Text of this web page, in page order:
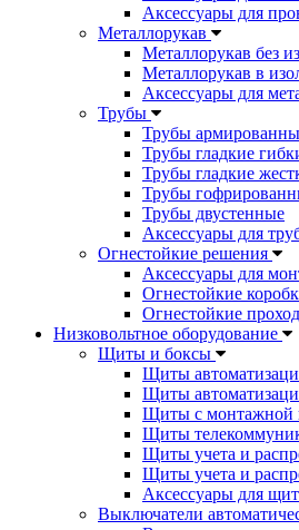
Аксессуары для
Металлорукав
Металлорукав без
Металлорукав в
Аксессуары для
Трубы
Трубы
Трубы гладкие
Трубы гладкие
Трубы
Трубы двустенные
Аксессуары для
Огнестойкие решения
Аксессуары для
Огнестойкие
Огнестойкие
Низковольтное оборудование
Щиты и боксы
Щиты
Щиты
Щиты с
Щиты
Щиты учета и
Щиты учета и
Аксессуары для
Выключатели